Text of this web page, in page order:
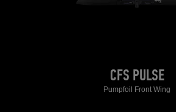
CFS PULSE
Pumpfoil Front Wing